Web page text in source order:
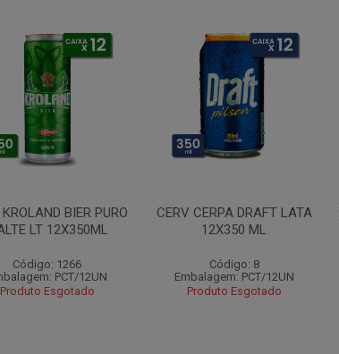
BIER PURO
LT 12X350ML
Código: 1266
PCT/12UN
Produto Esgotado
CERV CERPA DRAFT LATA
12X350 ML
Código: 8
Embalagem: PCT/12UN
Produto Esgotado